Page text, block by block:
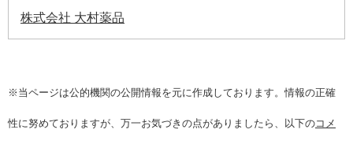
株式会社 大村薬品
※当ページは公的機関の公開情報を元に作成しております。情報の正確
性に努めておりますが、万一お気づきの点がありましたら、以下のコメ